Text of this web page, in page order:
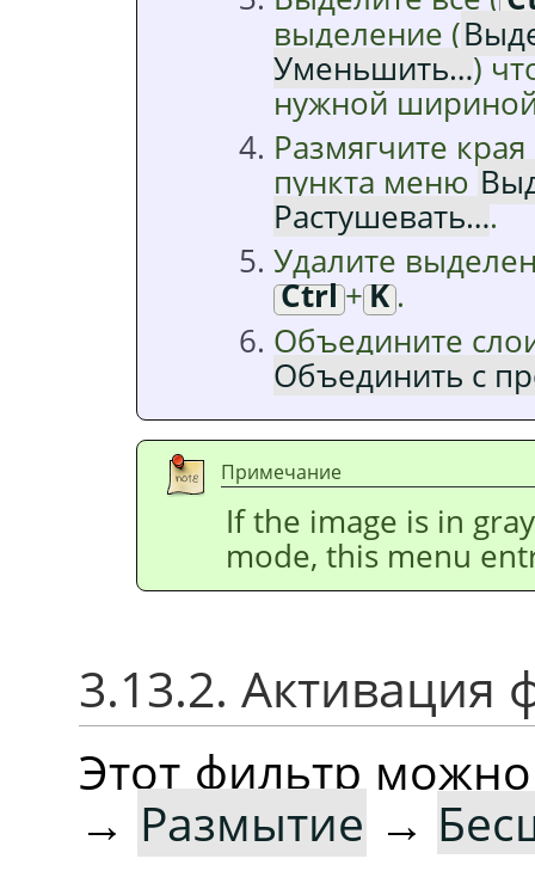
выделение (
Уменьшить…)
нужной
Размягчите
пункта меню
Растушевать….
Удалите
Ctrl+K .
Объедините
Объединить с
Примечание
If the image is in
mode, this menu
3.13.2. Активация
Этот фильтр
→ Размытие →